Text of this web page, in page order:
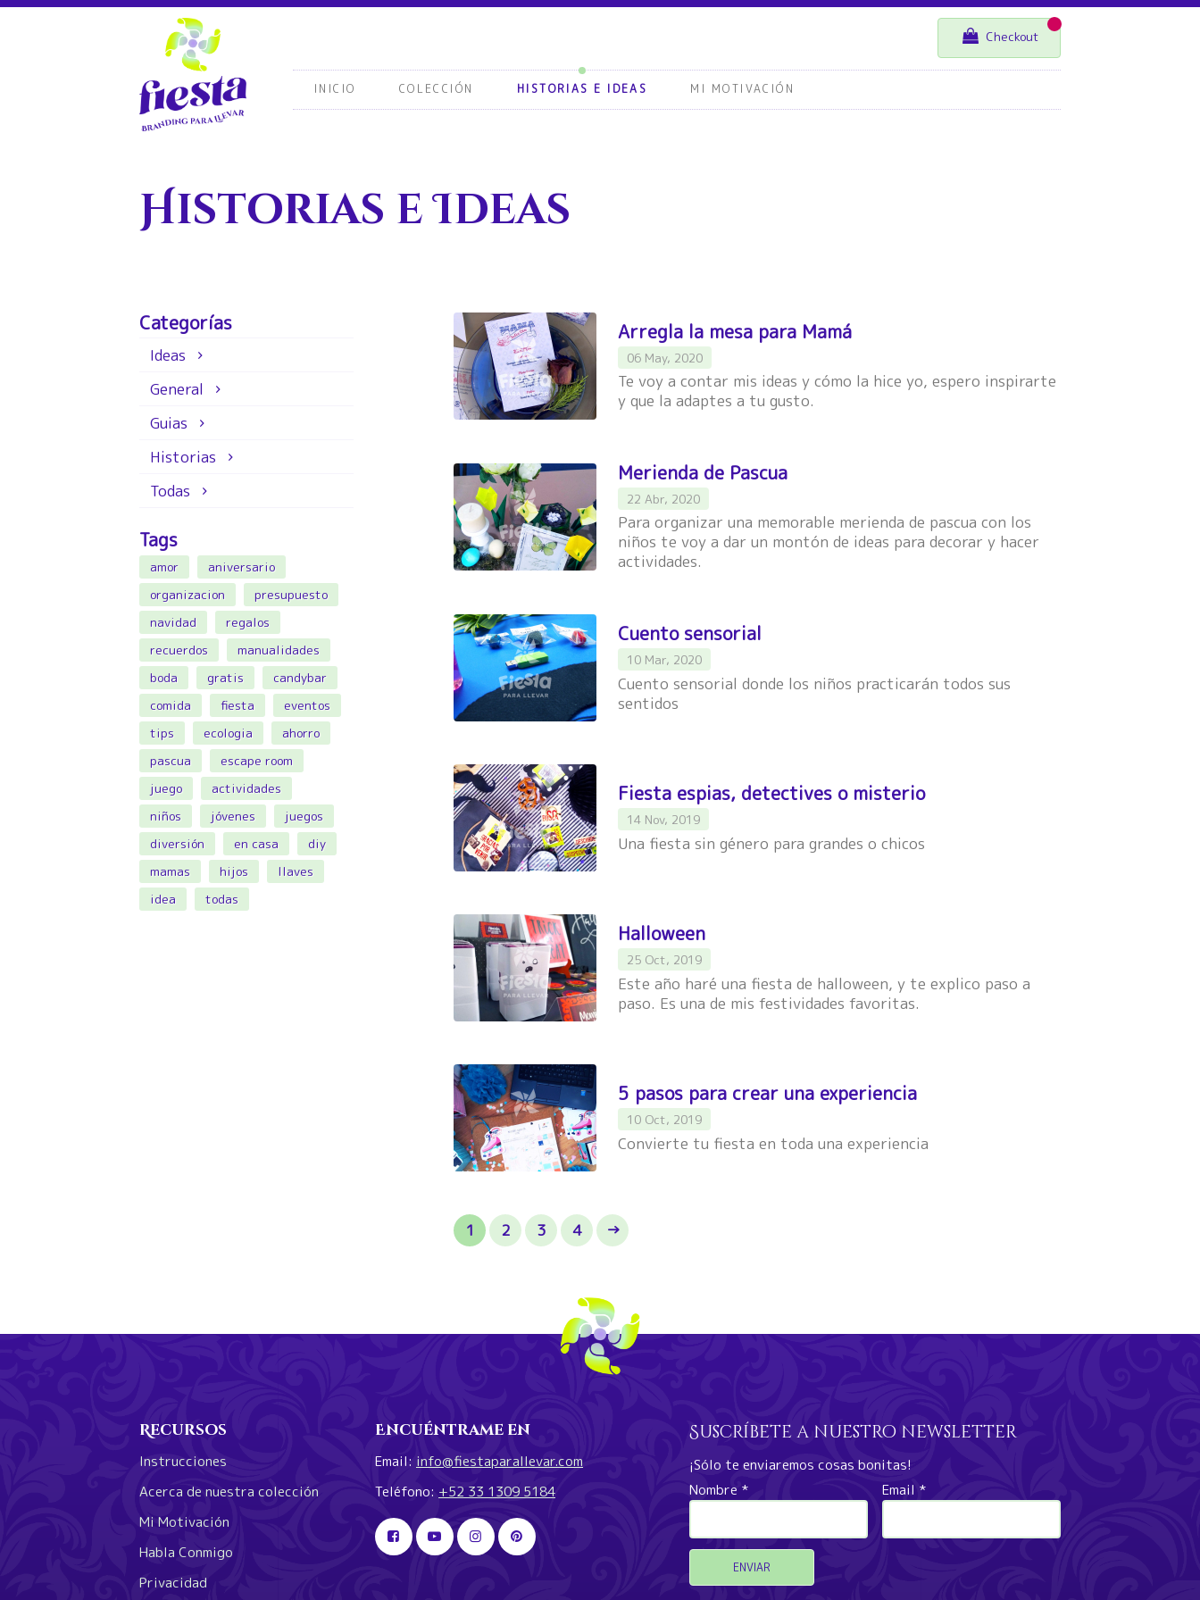
Checkout
INICIO COLECCIÓN HISTORIAS E IDEAS MI MOTIVACIÓN
Historias e Ideas
Categorías
Ideas
General
Guias
Historias
Todas
Tags
amor
aniversario
organizacion
presupuesto
navidad
regalos
recuerdos
manualidades
boda
gratis
candybar
comida
fiesta
eventos
tips
ecologia
ahorro
pascua
escape room
juego
actividades
niños
jóvenes
juegos
diversión
en casa
diy
mamas
hijos
llaves
idea
todas
Arregla la mesa para Mamá
06 May, 2020
Te voy a contar mis ideas y cómo la hice yo, espero inspirarte
y que la adaptes a tu gusto.
Merienda de Pascua
22 Abr, 2020
Para organizar una memorable merienda de pascua con los
niños te voy a dar un montón de ideas para decorar y hacer
actividades.
Cuento sensorial
10 Mar, 2020
Cuento sensorial donde los niños practicarán todos sus
sentidos
Fiesta espias, detectives o misterio
14 Nov, 2019
Una fiesta sin género para grandes o chicos
Halloween
25 Oct, 2019
Este año haré una fiesta de halloween, y te explico paso a
paso. Es una de mis festividades favoritas.
5 pasos para crear una experiencia
10 Oct, 2019
Convierte tu fiesta en toda una experiencia
1 2 3 4 →
Recursos
Instrucciones
Acerca de nuestra colección
Mi Motivación
Habla Conmigo
Privacidad
Encuéntrame en
Email: info@fiestaparallevar.com
Teléfono: +52 33 1309 5184
Suscríbete a nuestro newsletter
¡Sólo te enviaremos cosas bonitas!
Nombre * Email *